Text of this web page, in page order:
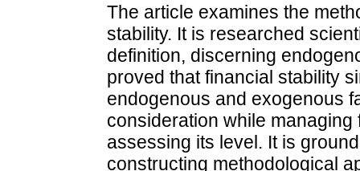
The article examines the
stability. It is researched
definition, discerning
proved that financial stability
endogenous and exogenous
consideration while
assessing its level. It is
constructing methodological